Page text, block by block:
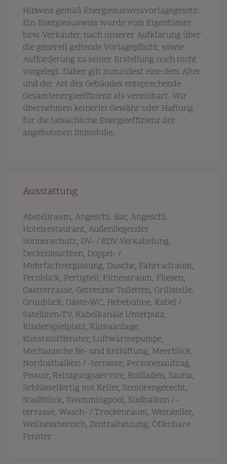
Hinweis gemäß Energieausweisvorlagegesetz:
Ein Energieausweis wurde vom Eigentümer
bzw. Verkäufer, nach unserer Aufklärung über
die generell geltende Vorlagepflicht, sowie
Aufforderung zu seiner Erstellung noch nicht
vorgelegt. Daher gilt zumindest eine dem Alter
und der Art des Gebäudes entsprechende
Gesamtenergieeffizienz als vereinbart. Wir
übernehmen keinerlei Gewähr oder Haftung
für die tatsächliche Energieeffizienz der
angebotenen Immobilie.
Ausstattung
Abstellraum Angeschl. Bar Angeschl.
Hotelrestaurant Außenliegender
Sonnenschutz DV- / EDV-Verkabelung
Deckenleuchten Doppel- /
Mehrfachverglasung Dusche Fahrradraum
Fernblick Fertigteil Fitnessraum Fliesen
Gastterrasse Getrennte Toiletten Grillstelle
Grünblick Gäste-WC Hebebühne Kabel /
Satelliten-TV Kabelkanäle Unterputz
Kinderspielplatz Klimaanlage
Kunststofffenster Luftwärmepumpe
Mechanische Be- und Entlüftung Meerblick
Nordostbalkon / -terrasse Personenaufzug
Pissoir Reinigungsservice Rollladen Sauna
Schlüsselfertig mit Keller Seniorengerecht
Stadtblick Swimmingpool Südbalkon / -
terrasse Wasch- / Trockenraum Weinkeller
Wellnessbereich Zentralheizung Öffenbare
Fenster